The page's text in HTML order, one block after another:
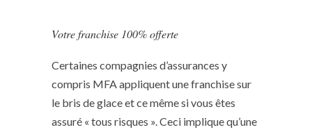
Votre franchise 100% offerte
Certaines compagnies d’assurances y
compris MFA appliquent une franchise sur
le bris de glace et ce même si vous êtes
assuré « tous risques ». Ceci implique qu’une